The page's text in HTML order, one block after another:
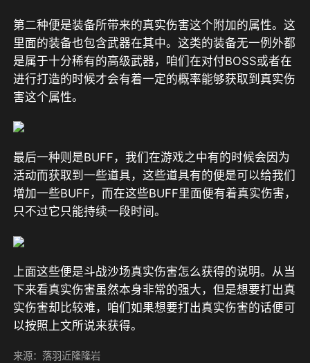
第二种便是装备所带来的真实伤害这个附加的属性。这
里面的装备也包含武器在其中。这类的装备无一例外都
是属于十分稀有的高级武器，咱们在对付BOSS或者在
进行打造的时候才会有着一定的概率能够获取到真实伤
害这个属性。
最后一种则是BUFF，我们在游戏之中有的时候会因为
活动而获取到一些道具，这些道具有的便是可以给我们
增加一些BUFF，而在这些BUFF里面便有着真实伤害，
只不过它只能持续一段时间。
上面这些便是斗战沙场真实伤害怎么获得的说明。从当
下来看真实伤害虽然本身非常的强大，但是想要打出真
实伤害却比较难，咱们如果想要打出真实伤害的话便可
以按照上文所说来获得。
来源：落羽近隆隆岩